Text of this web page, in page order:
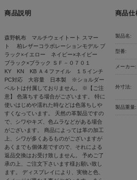
商品説明
森野帆布 マルチウェイトート スマー
ト 柏レザーコラボレーションモデル ブ
ラック×イエロー ネイビー×ネイビー
ブラック×ブラック ＳＦ－０７０１
KY KN KB Ａ４ファイル １５インチ
PC対応 大容量 日本製 ※ショルダー
ベルトは付属しておりません。 ※【ご注
意】 色落ちする場合がございます。 特に
使いはじめや濡れた時などは色落ちしや
すくなっています。 天然の革製品ですの
で、シワやキズ、色ムラなどがある場合
がございます。 商品によっては革の加工
上、シワが多くあるものがございますが
あくまでも個体差ですので、それによる
返品交換はお受け致しません。 予めご了
承の上、ご注文下さいます様お願い致し
ます。 ディスプレイにより、実物と色、
商品仕
製品名:
型番:
メーカー:
外寸法:
製品重量: